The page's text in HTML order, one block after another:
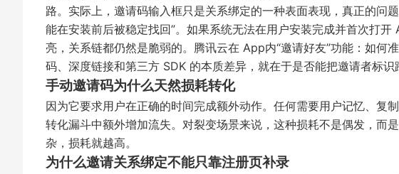
路。实际上，邀请码输入框只是关系绑定的一种表面表现，真正的问
能在安装前后被稳定找回”。如果系统无法在用户安装完成并首次打
亮，关系链都仍然是脆弱的。腾讯云在 App内“邀请好友”功能：如何
码、深度链接和第三方 SDK 的本质差异，就在于是否能把邀请者标识
手动邀请码为什么天然损耗转化
因为它要求用户在正确的时间完成额外动作。任何需要用户记忆、复
转化漏斗中额外增加流失。对裂变场景来说，这种损耗不是偶发，而
杂，损耗就越高。
为什么邀请关系绑定不能只靠注册页补录